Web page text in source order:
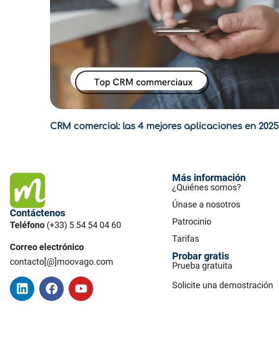
CRM comercial: las 4 mejores aplicaciones en 2025
Contáctenos
Teléfono (+33) 5 54 54 04 60
Correo electrónico
contacto[@]moovago.com
Más información
¿Quiénes somos?
Únase a nosotros
Patrocinio
Tarifas
Probar gratis
Prueba gratuita
Solicite una demostración